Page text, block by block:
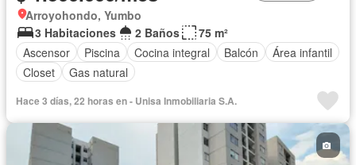
Arroyohondo, Yumbo
3 Habitaciones
2 Baños
75 m²
Ascensor
Piscina Cocina integral Balcón
Área infantil
Closet
Gas natural
Hace 3 días, 22 horas en - Unisa Inmobiliaria S.A.